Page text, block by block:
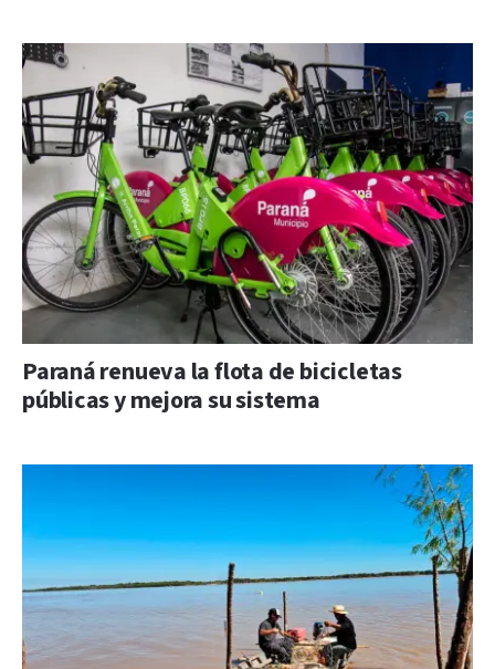
Paraná renueva la flota de bicicletas
públicas y mejora su sistema